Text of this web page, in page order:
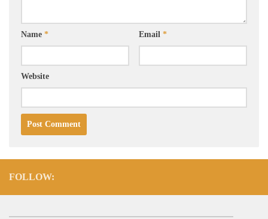
Name * Email *
Website
FOLLOW: